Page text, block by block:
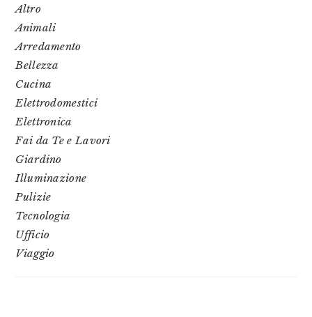
Altro
Animali
Arredamento
Bellezza
Cucina
Elettrodomestici
Elettronica
Fai da Te e Lavori
Giardino
Illuminazione
Pulizie
Tecnologia
Ufficio
Viaggio